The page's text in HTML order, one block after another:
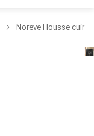
Noreve Housse cuir